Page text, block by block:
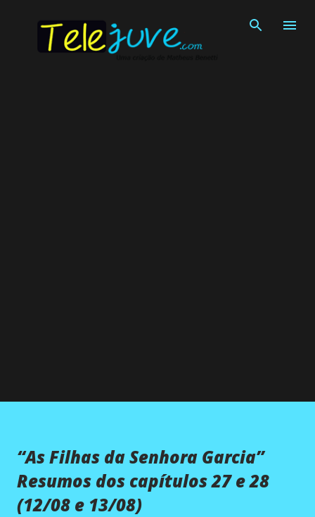
“As Filhas da Senhora Garcia”
Resumos dos capítulos 27 e 28
(12/08 e 13/08)